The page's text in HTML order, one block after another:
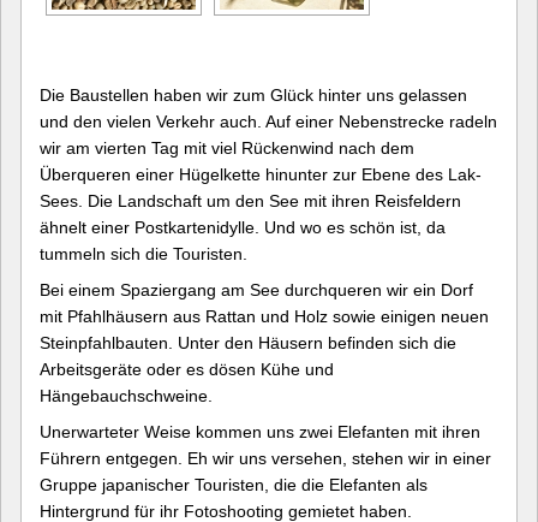
Die Baustellen haben wir zum Glück hinter uns gelassen
und den vielen Verkehr auch. Auf einer Nebenstrecke radeln
wir am vierten Tag mit viel Rückenwind nach dem
Überqueren einer Hügelkette hinunter zur Ebene des Lak-
Sees. Die Landschaft um den See mit ihren Reisfeldern
ähnelt einer Postkartenidylle. Und wo es schön ist, da
tummeln sich die Touristen.
Bei einem Spaziergang am See durchqueren wir ein Dorf
mit Pfahlhäusern aus Rattan und Holz sowie einigen neuen
Steinpfahlbauten. Unter den Häusern befinden sich die
Arbeitsgeräte oder es dösen Kühe und
Hängebauchschweine.
Unerwarteter Weise kommen uns zwei Elefanten mit ihren
Führern entgegen. Eh wir uns versehen, stehen wir in einer
Gruppe japanischer Touristen, die die Elefanten als
Hintergrund für ihr Fotoshooting gemietet haben.